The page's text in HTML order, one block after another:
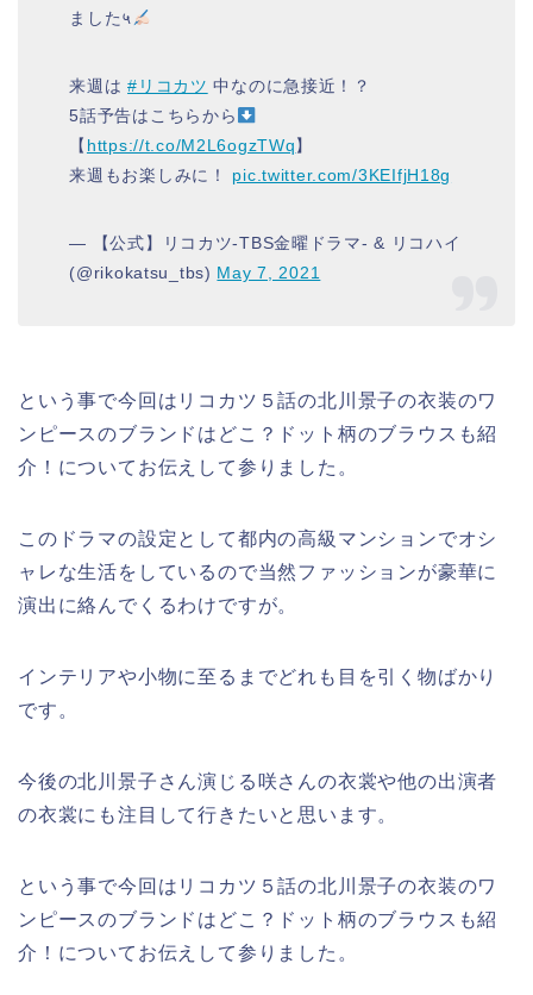
ました५
来週は#リコカツ 中なのに急接近！？
5話予告はこちらから
【 https://t.co/M2L6ogzTWq】
来週もお楽しみに！ pic.twitter.com/3KEIfjH18g
— 【公式】リコカツ-TBS金曜ドラマ- & リコハイ
(@rikokatsu_tbs) May 7, 2021
という事で今回はリコカツ５話の北川景子の衣装のワ
ンピースのブランドはどこ？ドット柄のブラウスも紹
介！についてお伝えして参りました。
このドラマの設定として都内の高級マンションでオシ
ャレな生活をしているので当然ファッションが豪華に
演出に絡んでくるわけですが。
インテリアや小物に至るまでどれも目を引く物ばかり
です。
今後の北川景子さん演じる咲さんの衣裳や他の出演者
の衣裳にも注目して行きたいと思います。
という事で今回はリコカツ５話の北川景子の衣装のワ
ンピースのブランドはどこ？ドット柄のブラウスも紹
介！についてお伝えして参りました。